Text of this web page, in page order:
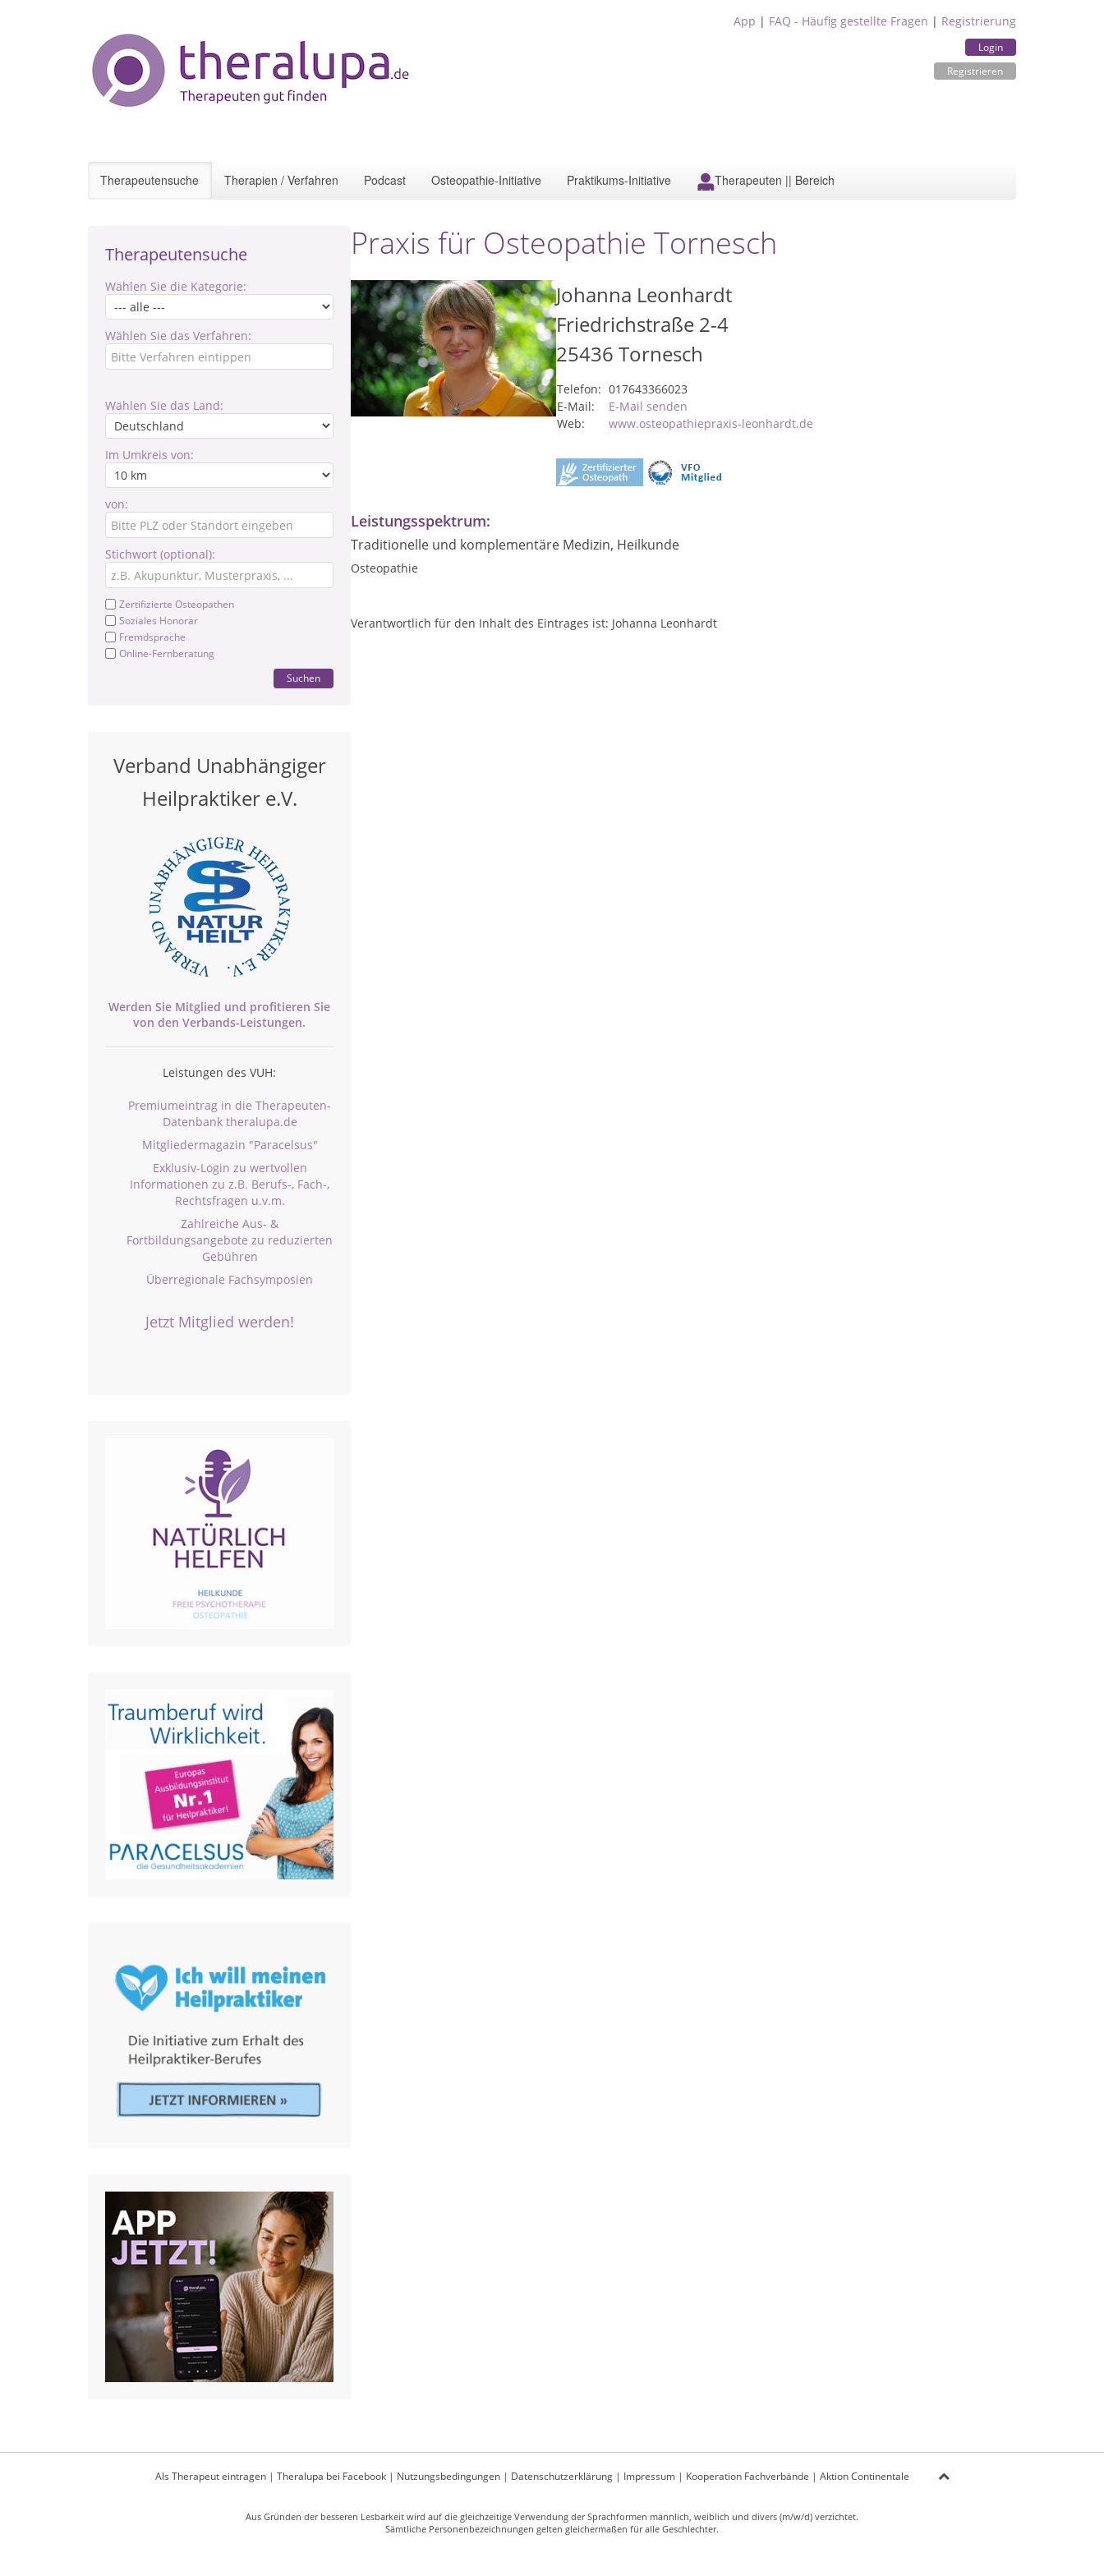
App | FAQ - Häufig gestellte Fragen | Registrierung
Login
Registrieren
Therapeutensuche Therapien / Verfahren Podcast Osteopathie-Initiative Praktikums-Initiative Therapeuten || Bereich
Therapeutensuche
Wählen Sie die Kategorie:
Wählen Sie das Verfahren:
Wählen Sie das Land:
Im Umkreis von:
von:
Stichwort (optional):
Zertifizierte Osteopathen
Soziales Honorar
Fremdsprache
Online-Fernberatung
Suchen
Verband Unabhängiger
Heilpraktiker e.V.
Werden Sie Mitglied und profitieren Sie
von den Verbands-Leistungen.
Leistungen des VUH:
Premiumeintrag in die Therapeuten-
Datenbank theralupa.de
Mitgliedermagazin "Paracelsus"
Exklusiv-Login zu wertvollen
Informationen zu z.B. Berufs-, Fach-,
Rechtsfragen u.v.m.
Zahlreiche Aus- &
Fortbildungsangebote zu reduzierten
Gebühren
Überregionale Fachsymposien
Jetzt Mitglied werden!
Praxis für Osteopathie Tornesch
Johanna Leonhardt
Friedrichstraße 2-4
25436 Tornesch
Telefon: 017643366023
E-Mail:
E-Mail senden
Web:
www.osteopathiepraxis-leonhardt.de
Leistungsspektrum:
Traditionelle und komplementäre Medizin, Heilkunde
Osteopathie
Verantwortlich für den Inhalt des Eintrages ist: Johanna Leonhardt
Als Therapeut eintragen| Theralupa bei Facebook| Nutzungsbedingungen| Datenschutzerklärung| Impressum| Kooperation Fachverbände | Aktion Continentale
Aus Gründen der besseren Lesbarkeit wird auf die gleichzeitige Verwendung der Sprachformen männlich, weiblich und divers (m/w/d) verzichtet.
Sämtliche Personenbezeichnungen gelten gleichermaßen für alle Geschlechter.